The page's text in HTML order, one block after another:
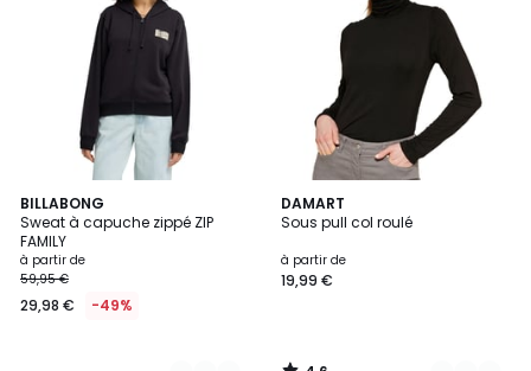
BILLABONG
Sweat à capuche zippé ZIP
FAMILY
à partir de
59,95 €
29,98 € -49%
3
Couleurs
DAMART
Sous pull col roulé
à partir de
19,99 €
4,6
/ 5
5
Couleurs